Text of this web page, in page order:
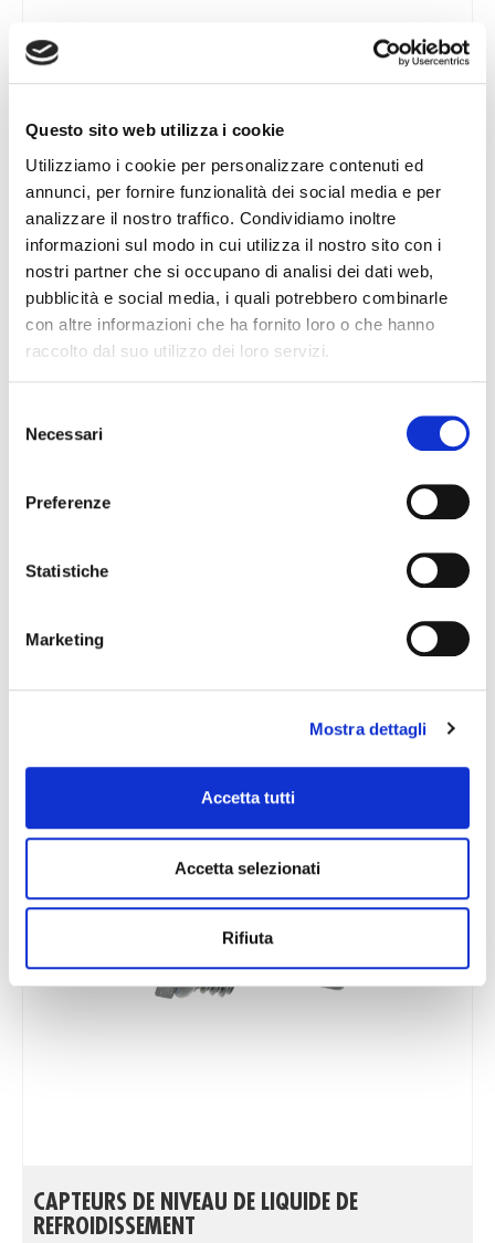
Questo sito web utilizza i cookie
Utilizziamo i cookie per personalizzare contenuti ed
annunci, per fornire funzionalità dei social media e per
analizzare il nostro traffico. Condividiamo inoltre
informazioni sul modo in cui utilizza il nostro sito con i
nostri partner che si occupano di analisi dei dati web,
pubblicità e social media, i quali potrebbero combinarle
con altre informazioni che ha fornito loro o che hanno
raccolto dal suo utilizzo dei loro servizi.
delNecessari
Preferenze
Statistiche
Marketing
Mostra dettagli
Accetta tutti
Accetta selezionati
Rifiuta
CAPTEURS DE PRESSION DES GAZ
CAPTEURS DE NIVEAU DE LIQUIDE DE
REFROIDISSEMENT